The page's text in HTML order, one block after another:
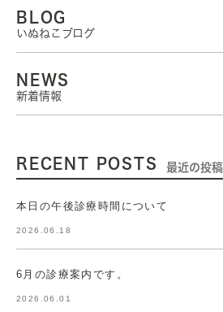
BLOG
いぬねこブログ
NEWS
新着情報
RECENT POSTS 最近の投稿
本日の午後診療時間について
2026.06.18
6月の診療案内です。
2026.06.01